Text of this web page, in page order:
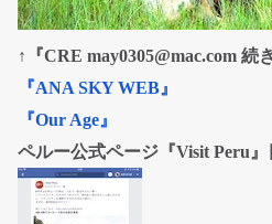
↑『CRE may0305@mac.com 続
『ANA SKY WEB』
『Our Age』
ペルー公式ページ『Visit Peru』